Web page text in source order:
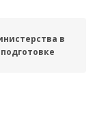
в
подготовке